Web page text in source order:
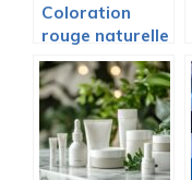
Coloration
rouge naturelle
: Conseils
experts pour
un resultat
harmonieux
avec le henne